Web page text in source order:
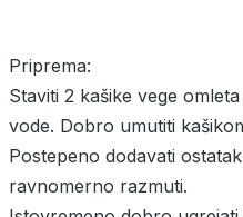
Priprema:
Staviti 2 kašike vege
vode. Dobro umutiti
Postepeno dodavati
ravnomerno razmuti.